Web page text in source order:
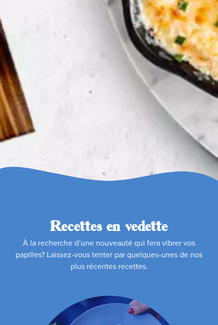
Recettes en vedette
À la recherche d’une nouveauté qui fera vibrer vos
papilles? Laissez-vous tenter par quelques-unes de nos
plus récentes recettes.